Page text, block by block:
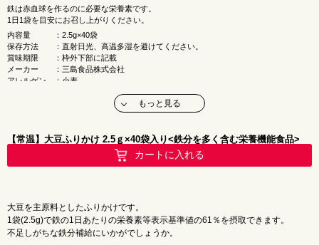
鉄は赤血球を作るのに必要な栄養素です。
1日1袋を目安にお召し上がりください。
内容量 ：2.5g×40袋
保存方法 ：直射日光、高温多湿を避けてください。
賞味期限 ：枠外下部に記載
メーカー ：三島食品株式会社
アレルゲン ：小麦
砂糖、食塩、ドロマイト、乾燥マッシュポテ
ト、黒のり、でん粉、たん白加水分解物、
昆布エキス、酵母エキス／ピロリン酸第二鉄、
加工でん粉、酸化防止剤（ビタミンC）、
カロチン色素、（一部に小麦・ごま・大豆を
■ 栄養成分表示 （2.5g当たり）
エ ネ ル ギ ー：11kcal
た ん ぱ く 質：0.7g
脂 質 ：0.6g
もっと見る
【常温】大豆ふりかけ 2.5ｇ×40袋入り<鉄分を多く含む栄養機能食品>
カートに入れる
大豆を主原料としたふりかけです。
1袋(2.5g)で鉄の1日あたりの栄養素等表示基準値の61％を摂取できます。
不足しがちな鉄分補給にいかがでしょうか。